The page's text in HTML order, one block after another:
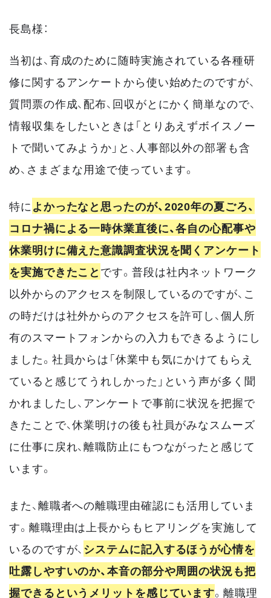
長島様：
当初は、育成のために随時実施されている各種研
修に関するアンケートから使い始めたのですが、
質問票の作成、配布、回収がとにかく簡単なので、
情報収集をしたいときは「とりあえずボイスノー
トで聞いてみようか」と、人事部以外の部署も含
め、さまざまな用途で使っています。
特によかったなと思ったのが、2020年の夏ごろ、
コロナ禍による一時休業直後に、各自の心配事や
休業明けに備えた意識調査状況を聞くアンケート
を実施できたことです。普段は社内ネットワーク
以外からのアクセスを制限しているのですが、こ
の時だけは社外からのアクセスを許可し、個人所
有のスマートフォンからの入力もできるようにし
ました。社員からは「休業中も気にかけてもらえ
ていると感じてうれしかった」という声が多く聞
かれましたし、アンケートで事前に状況を把握で
きたことで、休業明けの後も社員がみなスムーズ
に仕事に戻れ、離職防止にもつながったと感じて
います。
また、離職者への離職理由確認にも活用していま
す。離職理由は上長からもヒアリングを実施して
いるのですが、 システムに記入するほうが心情を
吐露しやすいのか、本音の部分や周囲の状況も把
握できるというメリットを感じています。離職理